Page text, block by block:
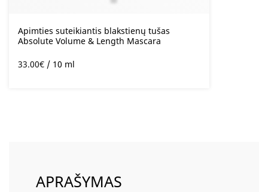
Apimties suteikiantis blakstienų tušas
Absolute Volume & Length Mascara
33.00€/ 10 ml
APRAŠYMAS